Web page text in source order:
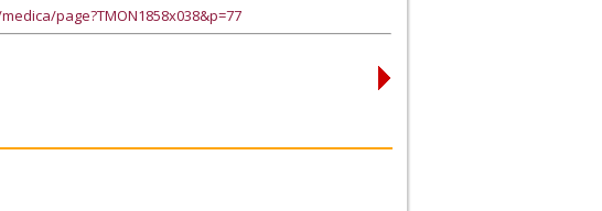
page?TMON1858x038&p=77